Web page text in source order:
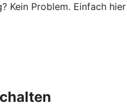
Kein Problem. Einfach hier